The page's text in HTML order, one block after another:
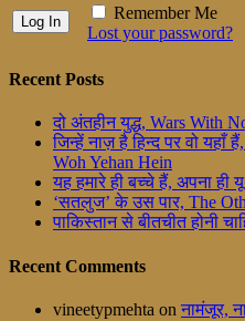
Remember Me
Lost your password?
Recent Posts
दो अंतहीन युद्ध, Wars With
जिन्हें नाज़ है हिन्द पर वो यहाँ
Woh Yehan Hein
यह हमारे ही बच्चे हैं, अपना
‘सतलुज’ के उस पार, The
पाकिस्तान से बीतचीत होनी
Recent Comments
vineetypmehta on नामंजूर,